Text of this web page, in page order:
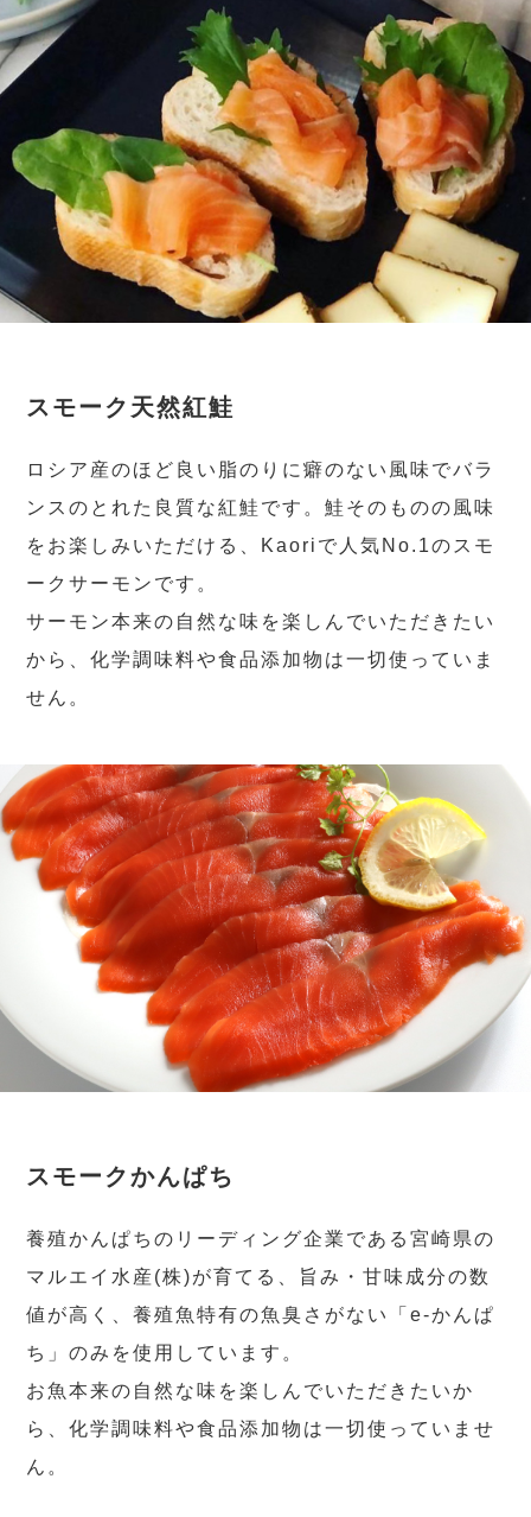
スモーク天然紅鮭
ロシア産のほど良い脂のりに癖のない風味でバラ
ンスのとれた良質な紅鮭です。鮭そのものの風味
をお楽しみいただける、Kaoriで人気No.1のスモ
ークサーモンです。
サーモン本来の自然な味を楽しんでいただきたい
から、化学調味料や食品添加物は一切使っていま
せん。
スモークかんぱち
養殖かんぱちのリーディング企業である宮崎県の
マルエイ水産(株)が育てる、旨み・甘味成分の数
値が高く、養殖魚特有の魚臭さがない「e-かんぱ
ち」のみを使用しています。
お魚本来の自然な味を楽しんでいただきたいか
ら、化学調味料や食品添加物は一切使っていませ
ん。